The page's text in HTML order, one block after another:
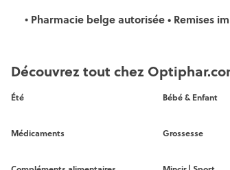
• Pharmacie belge autorisée • Remises
Découvrez tout chez
Été
Médicaments
Bébé & Enfant
Grossesse